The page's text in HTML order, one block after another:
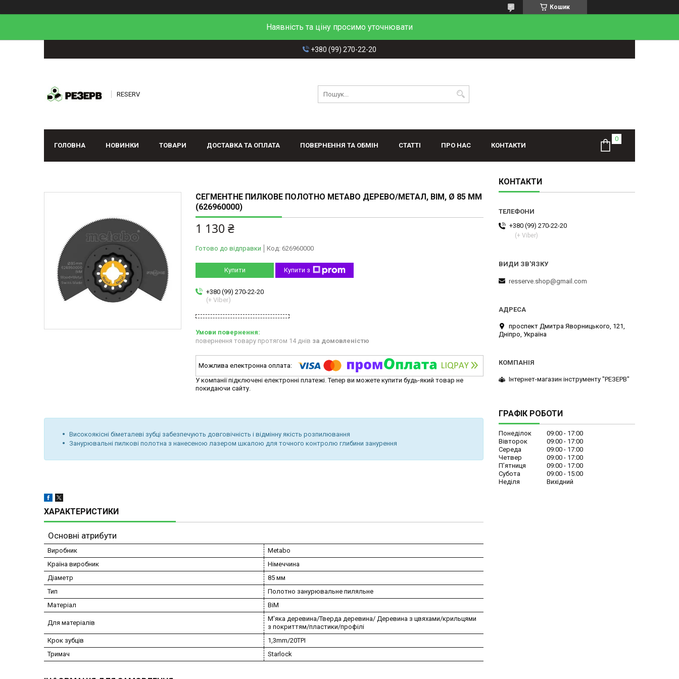
Кошик
Наявність та ціну просимо уточнювати
+380 (99) 270-22-20
RESERV
ГОЛОВНА НОВИНКИ ТОВАРИ ДОСТАВКА ТА ОПЛАТА ПОВЕРНЕННЯ ТА ОБМІН СТАТТІ ПРО НАС КОНТАКТИ
СЕГМЕНТНЕ ПИЛКОВЕ ПОЛОТНО METABO ДЕРЕВО/МЕТАЛ, BIM, Ø 85 ММ
(626960000)
1 130 ₴
Готово до відправки Код: 626960000
Купити Купити з
+380 (99) 270-22-20
(+ Viber)
повернення товару протягом 14 днів за домовленістю
У компанії підключені електронні платежі. Тепер ви можете купити будь-який товар не
покидаючи сайту.
Високоякісні біметалеві зубці забезпечують довговічність і відмінну якість розпилювання
Занурювальні пилкові полотна з нанесеною лазером шкалою для точного контролю глибини занурення
ХАРАКТЕРИСТИКИ
Основні атрибути
Виробник
Metabo
Країна виробник
Німеччина
Діаметр
85 мм
Тип
Полотно занурювальне пиляльне
Матеріал
BiM
Для матеріалів
М'яка деревина/Тверда деревина/ Деревина з цвяхами/крильцями
з покриттям/пластики/профілі
Крок зубців
1,3mm/20TPI
Тримач
Starlock
КОНТАКТИ
+380 (99) 270-22-20
(+ Viber)
resserve.shop@gmail.com
проспект Дмитра Яворницького, 121,
Дніпро, Україна
Інтернет-магазин інструменту "РЕЗЕРВ"
ГРАФІК РОБОТИ
Понеділок 09:00
17:00
Вівторок
09:00
17:00
Середа
09:00
17:00
Четвер
09:00
17:00
Пʼятниця
09:00
17:00
Субота
09:00
15:00
Неділя
Вихідний